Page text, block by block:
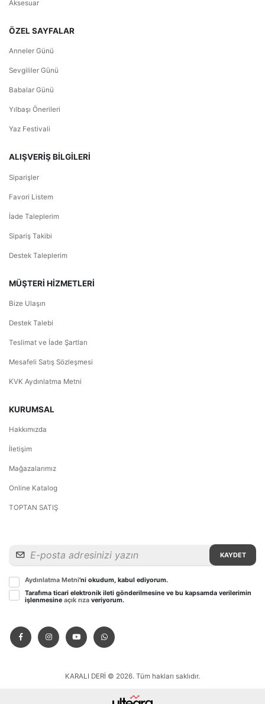
Aksesuar
ÖZEL SAYFALAR
Anneler Günü
Sevgililer Günü
Babalar Günü
Yılbaşı Önerileri
Yaz Festivali
ALIŞVERİŞ BİLGİLERİ
Siparişler
Favori Listem
İade Taleplerim
Sipariş Takibi
Destek Taleplerim
MÜŞTERİ HİZMETLERİ
Bize Ulaşın
Destek Talebi
Teslimat ve İade Şartları
Mesafeli Satış Sözleşmesi
KVK Aydınlatma Metni
KURUMSAL
Hakkımızda
İletişim
Mağazalarımız
Online Katalog
TOPTAN SATIŞ
KAYDET
Aydınlatma Metni’ni okudum, kabul ediyorum.
Tarafıma ticari elektronik ileti gönderilmesine ve bu kapsamda verilerimin
işlenmesine açık rıza veriyorum.
KARALI DERİ © 2026. Tüm hakları saklıdır.